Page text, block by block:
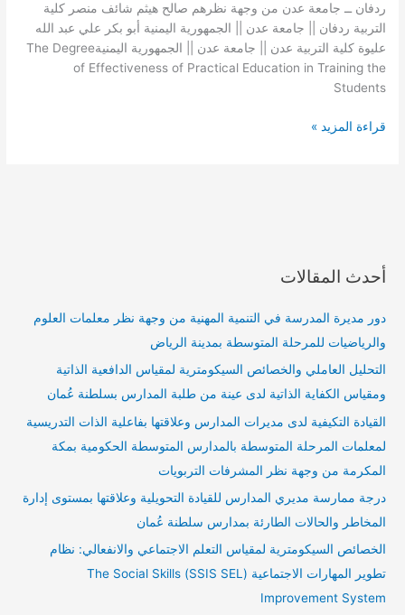
ردفان ــ جامعة عدن من وجهة نظرهم صالح هيثم شائف منصر كلية
التربية ردفان || جامعة عدن || الجمهورية اليمنية أبو بكر علي عبد الله
عليوة كلية التربية عدن || جامعة عدن || الجمهورية اليمنية‎ The Degree
of Effectiveness of Practical Education in Training the
Students
المعلمين
في
كلية
التربية
ردفان
جامعة
قراءة المزيد »
أحدث المقالات
دور مديرة المدرسة في التنمية المهنية من وجهة نظر معلمات العلوم
والرياضيات للمرحلة المتوسطة بمدينة الرياض
التحليل العاملي والخصائص السيكومترية لمقياس الدافعية الذاتية
ومقياس الكفاية الذاتية لدى عينة من طلبة المدارس بسلطنة عُمان
القيادة التكيفية لدى مديرات المدارس وعلاقتها بفاعلية الذات التدريسية
لمعلمات المرحلة المتوسطة بالمدارس المتوسطة الحكومية بمكة
المكرمة من وجهة نظر المشرفات التربويات
درجة ممارسة مديري المدارس للقيادة التحويلية وعلاقتها بمستوى إدارة
المخاطر والحالات الطارئة بمدارس سلطنة عُمان
الخصائص السيكومترية لمقياس التعلم الاجتماعي والانفعالي: نظام
تطوير المهارات الاجتماعية (SSIS SEL) The Social Skills
Improvement System